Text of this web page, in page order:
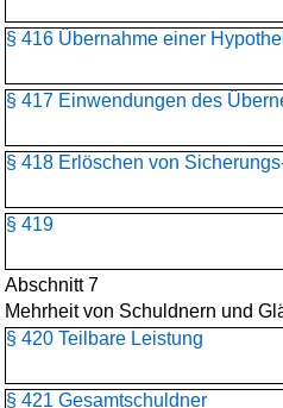
§ 416 Übernahme einer
§ 417 Einwendungen des
§ 418 Erlöschen von
§ 419
Abschnitt 7
Mehrheit von Schuldnern und
§ 420 Teilbare Leistung
§ 421 Gesamtschuldner